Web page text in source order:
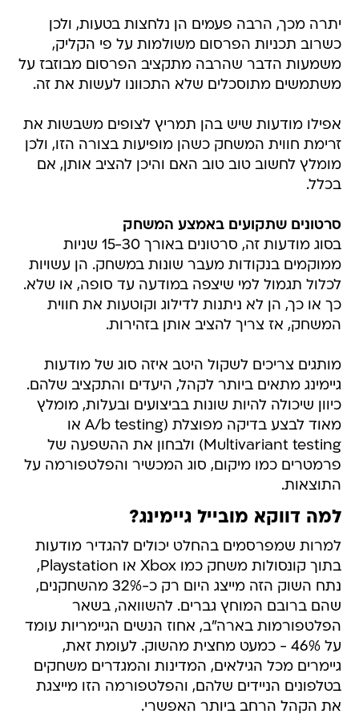
יתרה מכך, הרבה פעמים הן נלחצות בטעות, ולכן
כשרוב תכניות הפרסום משולמות על פי הקליק,
משמעות הדבר שהרבה מתקציב הפרסום מבוזבז על
משתמשים מתוסכלים שלא התכוונו לעשות את זה.
אפילו מודעות שיש בהן תמריץ לצופים משבשות את
זרימת חווית המשחק כשהן מופיעות בצורה הזו, ולכן
מומלץ לחשוב טוב טוב האם והיכן להציב אותן, אם
בכלל.
סרטונים שתקועים באמצע המשחק
בסוג מודעות זה, סרטונים באורך 15-30 שניות
ממוקמים בנקודות מעבר שונות במשחק. הן עשויות
לכלול תגמול למי שיצפה במודעה עד סופה, או שלא.
כך או כך, הן לא ניתנות לדילוג וקוטעות את חווית
המשחק, אז צריך להציב אותן בזהירות.
מותגים צריכים לשקול היטב איזה סוג של מודעות
גיימינג מתאים ביותר לקהל, היעדים והתקציב שלהם.
כיוון שיכולה להיות שונות בביצועים ובעלות, מומלץ
מאוד לבצע בדיקה מפוצלת (A/b testing או
Multivariant testing) ולבחון את ההשפעה של
פרמטרים כמו מיקום, סוג המכשיר והפלטפורמה על
התוצאות.
למה דווקא מובייל גיימינג?
למרות שמפרסמים בהחלט יכולים להגדיר מודעות
בתוך קונסולות משחק כמו Xbox או Playstation,
נתח השוק הזה מייצג היום רק כ-32% מהשחקנים,
שהם ברובם המוחץ גברים. להשוואה, בשאר
הפלטפורמות בארה"ב, אחוז הנשים הגיימריות עומד
על 46% - כמעט מחצית מהשוק. לעומת זאת,
גיימרים מכל הגילאים, המדינות והמגדרים משחקים
בטלפונים הניידים שלהם, והפלטפורמה הזו מייצגת
את הקהל הרחב ביותר האפשרי.